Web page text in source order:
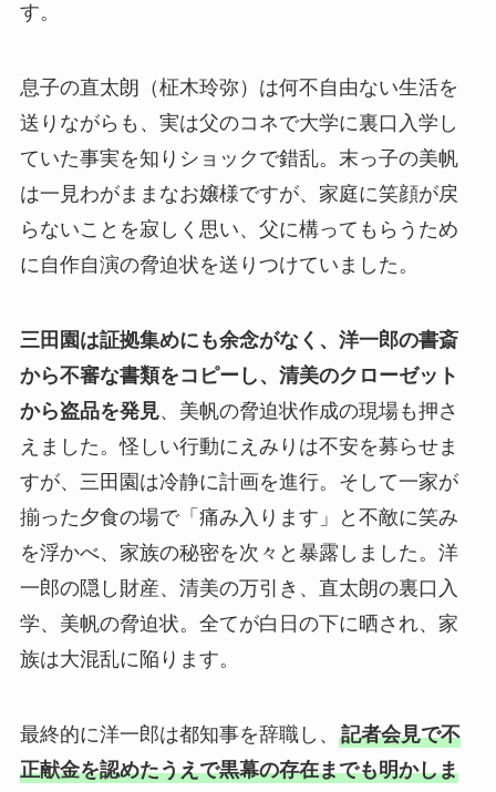
す。
息子の直太朗（柾木玲弥）は何不自由ない生活を
送りながらも、実は父のコネで大学に裏口入学し
ていた事実を知りショックで錯乱。末っ子の美帆
は一見わがままなお嬢様ですが、家庭に笑顔が戻
らないことを寂しく思い、父に構ってもらうため
に自作自演の脅迫状を送りつけていました。
三田園は証拠集めにも余念がなく、洋一郎の書斎
から不審な書類をコピーし、清美のクローゼット
から盗品を発見、美帆の脅迫状作成の現場も押さ
えました。怪しい行動にえみりは不安を募らせま
すが、三田園は冷静に計画を進行。そして一家が
揃った夕食の場で「痛み入ります」と不敵に笑み
を浮かべ、家族の秘密を次々と暴露しました。洋
一郎の隠し財産、清美の万引き、直太朗の裏口入
学、美帆の脅迫状。全てが白日の下に晒され、家
族は大混乱に陥ります。
最終的に洋一郎は都知事を辞職し、 記者会見で不
正献金を認めたうえで黒幕の存在までも明かしま